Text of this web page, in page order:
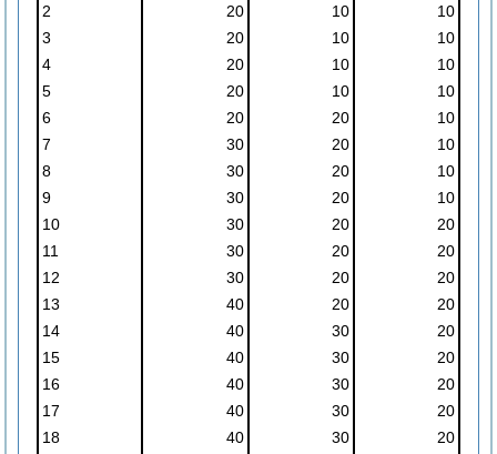
2
20 10
10
3
20 10
10
4
20 10
10
5
20 10
10
6
20 20
10
7
30 20
10
8
30 20
10
9
30 20
10
10
30 20
20
11
30 20
20
12
30 20
20
13
40 20
20
14
40 30
20
15
40 30
20
16
40 30
20
17
40 30
20
18
40 30
20